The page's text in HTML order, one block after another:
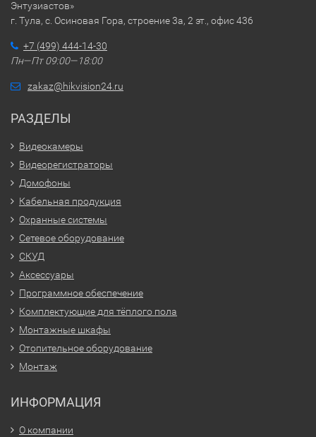
Энтузиастов»
г. Тула, с. Осиновая Гора, строение 3а, 2 эт., офис 436
+7 (499) 444-14-30
Пн—Пт 09:00—18:00
zakaz@hikvision24.ru
РАЗДЕЛЫ
Видеокамеры
Видеорегистраторы
Домофоны
Кабельная продукция
Охранные системы
Сетевое оборудование
СКУД
Аксессуары
Программное обеспечение
Комплектующие для тёплого пола
Монтажные шкафы
Отопительное оборудование
Монтаж
ИНФОРМАЦИЯ
О компании